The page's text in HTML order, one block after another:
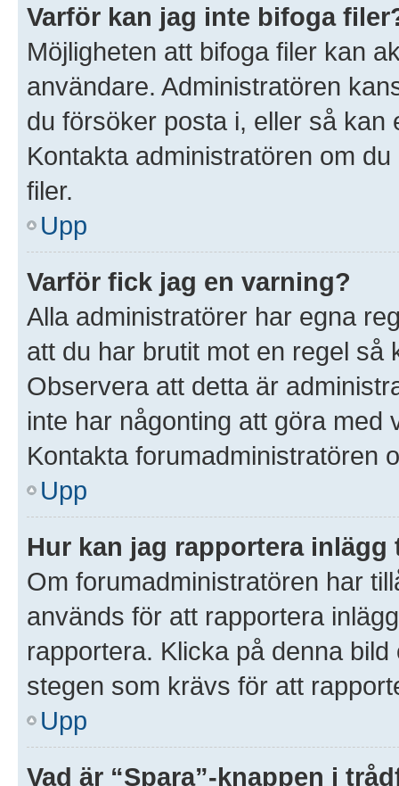
Varför kan jag inte bifoga
Möjligheten att bifoga filer kan
användare. Administratören
du försöker posta i, eller så kan
Kontakta administratören om
filer.
Upp
Varför fick jag en varning?
Alla administratörer har egna
att du har brutit mot en regel så
Observera att detta är
inte har någonting att göra med
Kontakta forumadministratören
Upp
Hur kan jag rapportera
Om forumadministratören har
används för att rapportera
rapportera. Klicka på denna
stegen som krävs för att
Upp
Vad är “Spara”-knappen i